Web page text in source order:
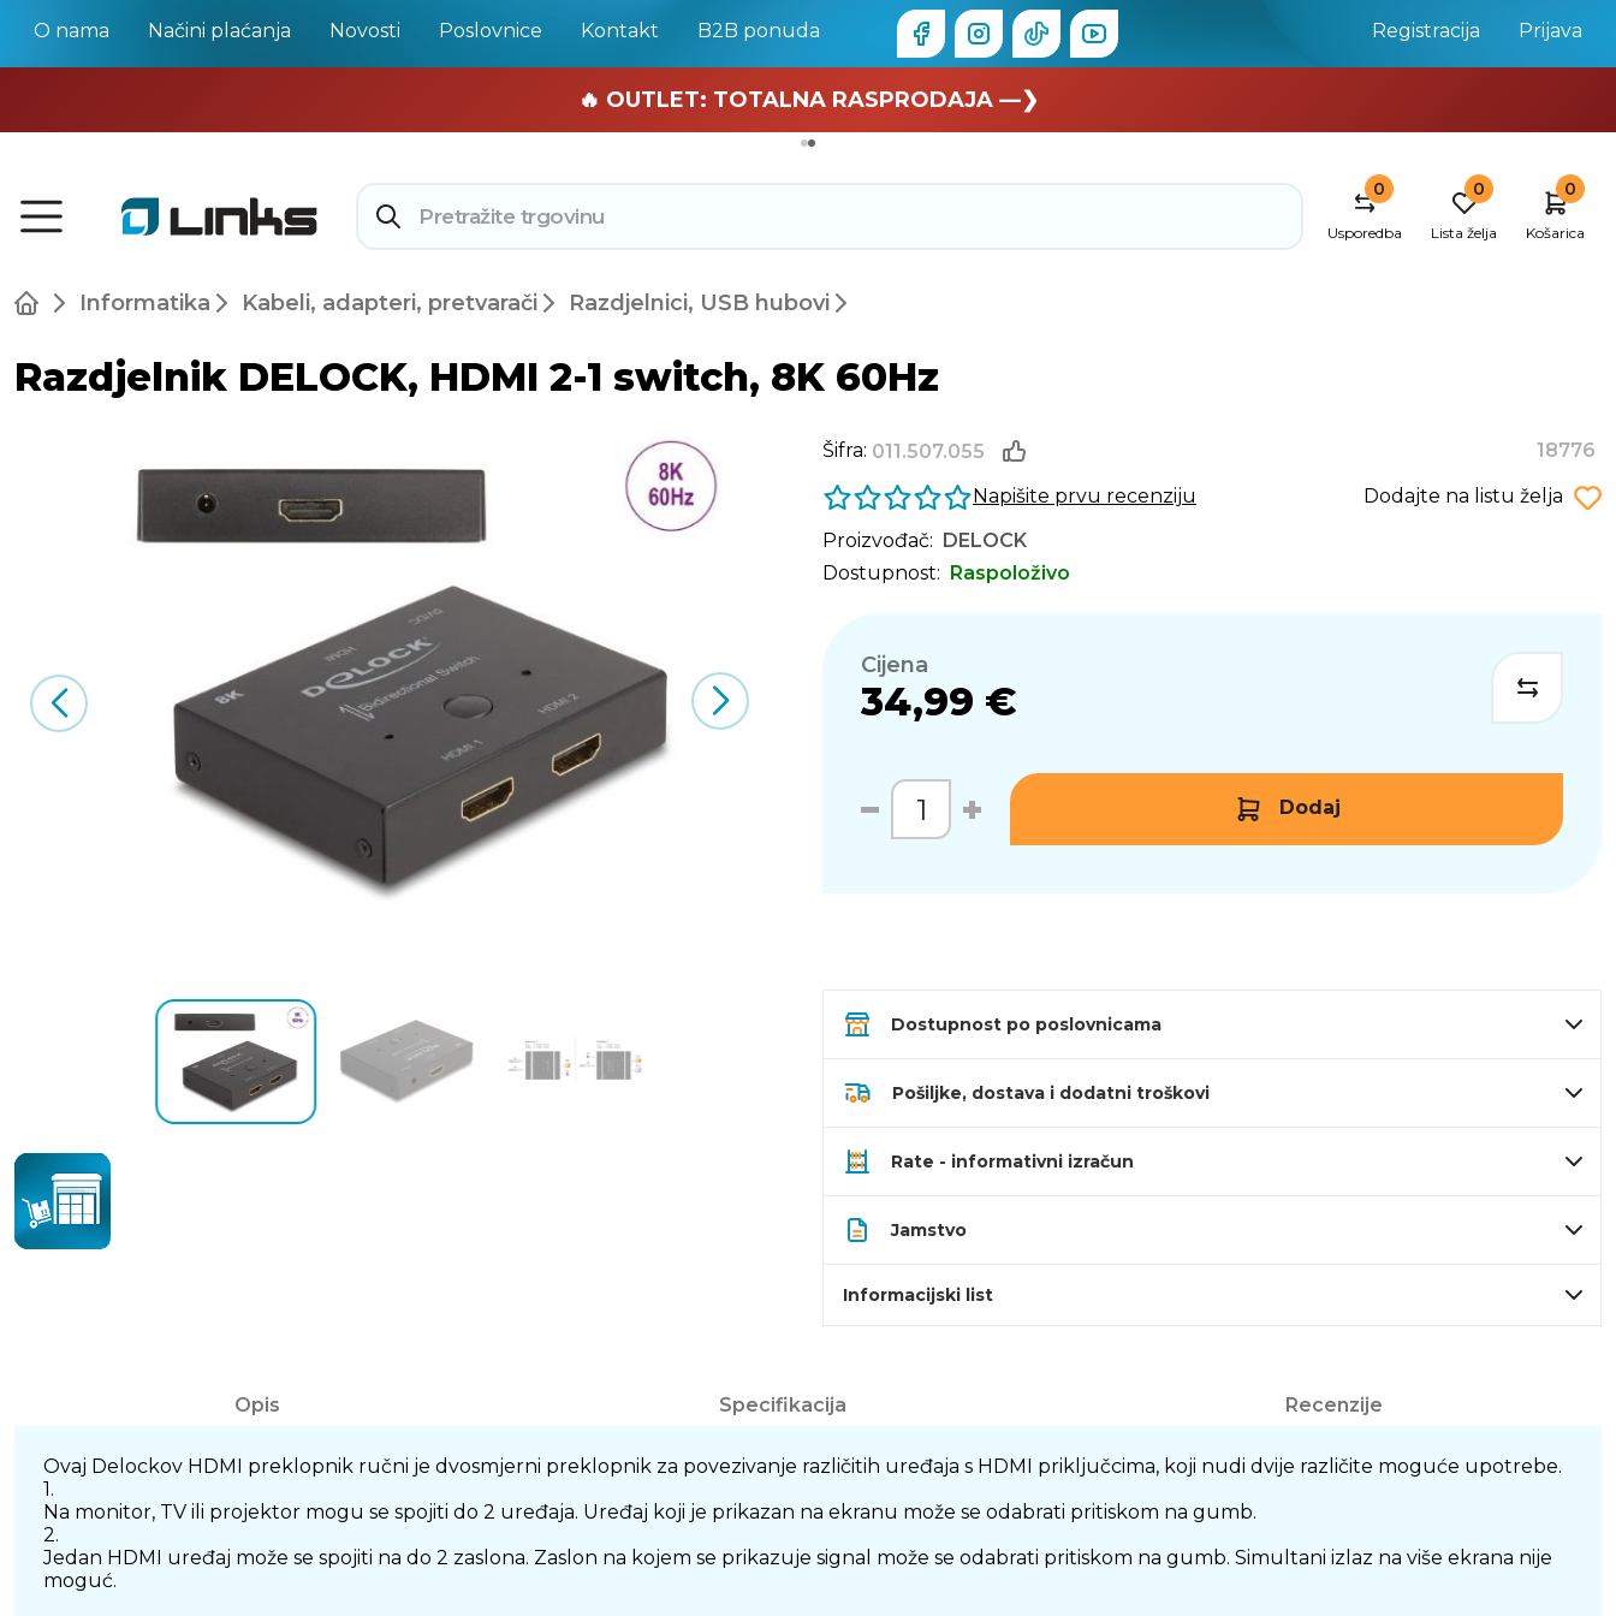
O nama Načini plaćanja Novosti Poslovnice Kontakt B2B ponuda Registracija Prijava
🏄 Zaslužuješ odmor —❯
🔥 OUTLET: TOTALNA RASPRODAJA —❯
0
Usporedba
0
Lista želja
0
Košarica
Informatika Kabeli, adapteri, pretvarači Razdjelnici, USB hubovi
Razdjelnik DELOCK, HDMI 2-1 switch, 8K 60Hz
Šifra: 011.507.055
18776
Napišite prvu recenziju
Dodajte na listu želja
Proizvođač: DELOCK
Dostupnost: Raspoloživo
Cijena
34,99 €
Dodaj
Dostupnost po poslovnicama
Pošiljke, dostava i dodatni troškovi
Rate - informativni izračun
Jamstvo
Informacijski list
Opis Specifikacija Recenzije
Ovaj Delockov HDMI preklopnik ručni je dvosmjerni preklopnik za povezivanje različitih uređaja s HDMI priključcima, koji nudi dvije različite moguće upotrebe.
1.
Na monitor, TV ili projektor mogu se spojiti do 2 uređaja. Uređaj koji je prikazan na ekranu može se odabrati pritiskom na gumb.
2.
Jedan HDMI uređaj može se spojiti na do 2 zaslona. Zaslon na kojem se prikazuje signal može se odabrati pritiskom na gumb. Simultani izlaz na više ekrana nije
moguć.